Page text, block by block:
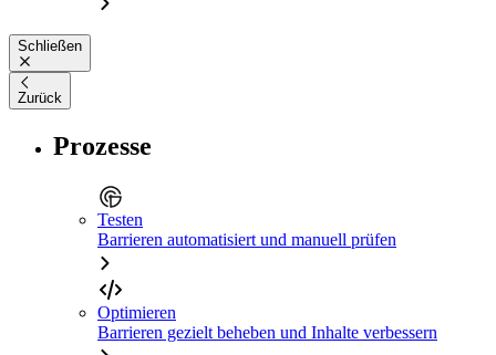
Schließen
Zurück
Prozesse
Testen
Barrieren automatisiert und manuell prüfen
Optimieren
Barrieren gezielt beheben und Inhalte verbessern